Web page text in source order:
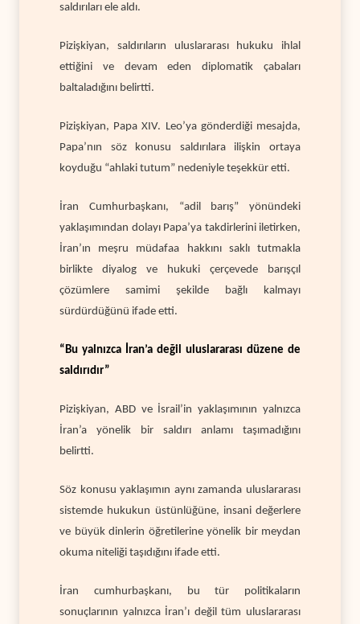
saldırıları ele aldı.
Pizişkiyan, saldırıların uluslararası hukuku ihlal
ettiğini ve devam eden diplomatik çabaları
baltaladığını belirtti.
Pizişkiyan, Papa XIV. Leo’ya gönderdiği mesajda,
Papa’nın söz konusu saldırılara ilişkin ortaya
koyduğu “ahlaki tutum” nedeniyle teşekkür etti.
İran Cumhurbaşkanı, “adil barış” yönündeki
yaklaşımından dolayı Papa’ya takdirlerini iletirken,
İran’ın meşru müdafaa hakkını saklı tutmakla
birlikte diyalog ve hukuki çerçevede barışçıl
çözümlere samimi şekilde bağlı kalmayı
sürdürdüğünü ifade etti.
“Bu yalnızca İran’a değil uluslararası düzene de
saldırıdır”
Pizişkiyan, ABD ve İsrail’in yaklaşımının yalnızca
İran’a yönelik bir saldırı anlamı taşımadığını
belirtti.
Söz konusu yaklaşımın aynı zamanda uluslararası
sistemde hukukun üstünlüğüne, insani değerlere
ve büyük dinlerin öğretilerine yönelik bir meydan
okuma niteliği taşıdığını ifade etti.
İran cumhurbaşkanı, bu tür politikaların
sonuçlarının yalnızca İran’ı değil tüm uluslararası